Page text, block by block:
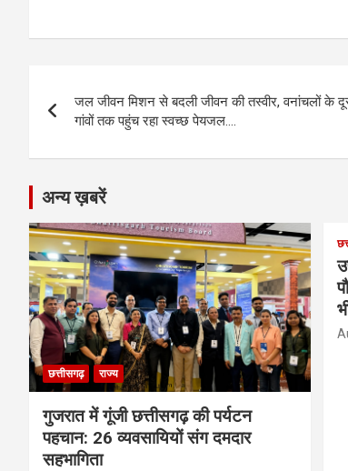
ce
o
o
k
se
g
er
at
A
p
p
e
a
m
ail py
n
navigation
जल जीवन मिशन से बदली जीवन की तस्वीर, वनांचलों के
गांवों तक पहुंच रहा स्वच्छ पेयजल….
अन्य ख़बरें
छत्तीसगढ़ राज्य
गुजरात में गूंजी छत्तीसगढ़ की पर्यटन
पहचान: 26 व्यवसायियों संग दमदार
सहभागिता